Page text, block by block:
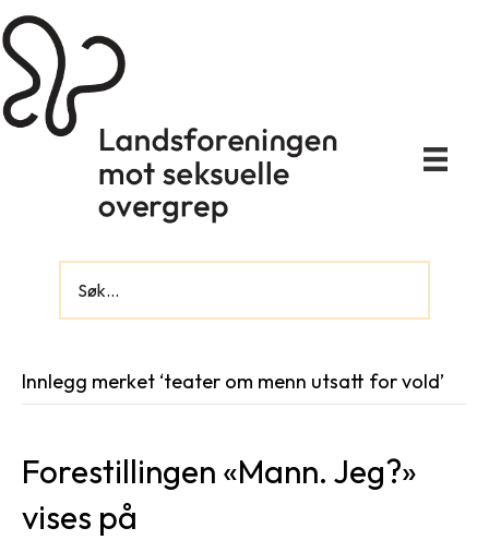
Innlegg merket ‘teater om menn utsatt for vold’
Forestillingen «Mann. Jeg?»
vises på